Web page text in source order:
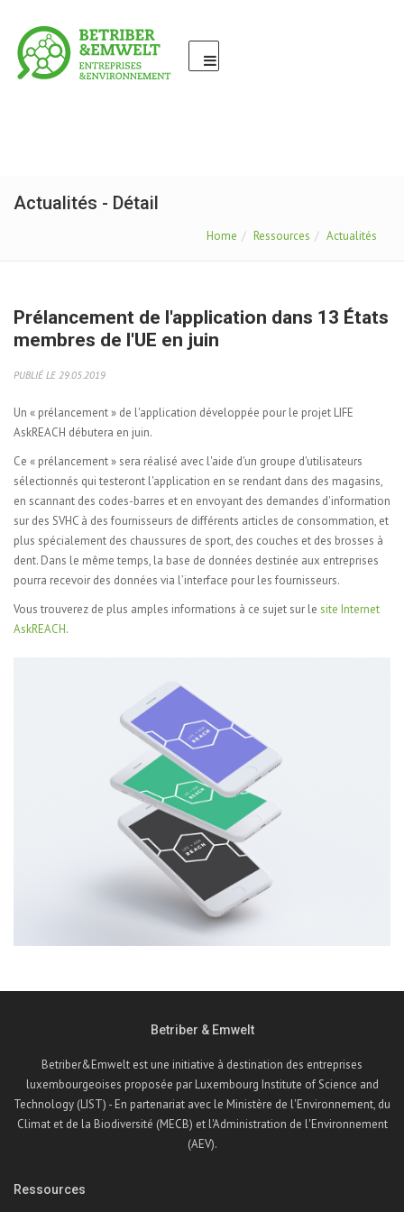
Actualités - Détail
Home Ressources Actualités
Prélancement de l'application dans 13 États
membres de l'UE en juin
PUBLIÉ LE 29.05.2019
Un « prélancement » de l'application développée pour le projet LIFE
AskREACH débutera en juin.
Ce « prélancement » sera réalisé avec l'aide d'un groupe d'utilisateurs
sélectionnés qui testeront l'application en se rendant dans des magasins,
en scannant des codes-barres et en envoyant des demandes d'information
sur des SVHC à des fournisseurs de différents articles de consommation, et
plus spécialement des chaussures de sport, des couches et des brosses à
dent. Dans le même temps, la base de données destinée aux entreprises
pourra recevoir des données via l’interface pour les fournisseurs.
Vous trouverez de plus amples informations à ce sujet sur le site Internet
AskREACH.
Betriber & Emwelt
Betriber&Emwelt est une initiative à destination des entreprises
luxembourgeoises proposée par Luxembourg Institute of Science and
Technology (LIST) - En partenariat avec le Ministère de l'Environnement, du
Climat et de la Biodiversité (MECB) et l'Administration de l'Environnement
(AEV).
Ressources